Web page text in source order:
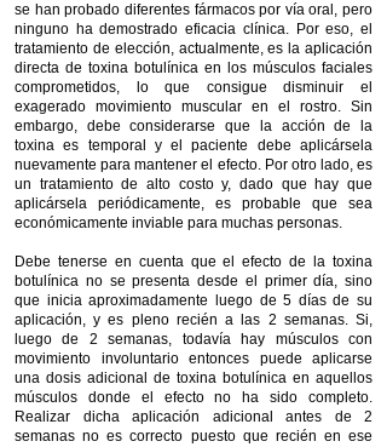
se han probado diferentes fármacos por vía oral, pero
ninguno ha demostrado eficacia clínica. Por eso, el
tratamiento de elección, actualmente, es la aplicación
directa de toxina botulínica en los músculos faciales
comprometidos, lo que consigue disminuir el
exagerado movimiento muscular en el rostro. Sin
embargo, debe considerarse que la acción de la
toxina es temporal y el paciente debe aplicársela
nuevamente para mantener el efecto. Por otro lado, es
un tratamiento de alto costo y, dado que hay que
aplicársela periódicamente, es probable que sea
económicamente inviable para muchas personas.
Debe tenerse en cuenta que el efecto de la toxina
botulínica no se presenta desde el primer día, sino
que inicia aproximadamente luego de 5 días de su
aplicación, y es pleno recién a las 2 semanas. Si,
luego de 2 semanas, todavía hay músculos con
movimiento involuntario entonces puede aplicarse
una dosis adicional de toxina botulínica en aquellos
músculos donde el efecto no ha sido completo.
Realizar dicha aplicación adicional antes de 2
semanas no es correcto puesto que recién en ese